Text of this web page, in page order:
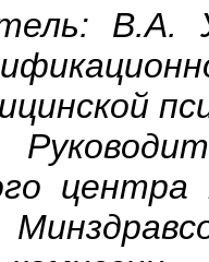
В.А.
центра